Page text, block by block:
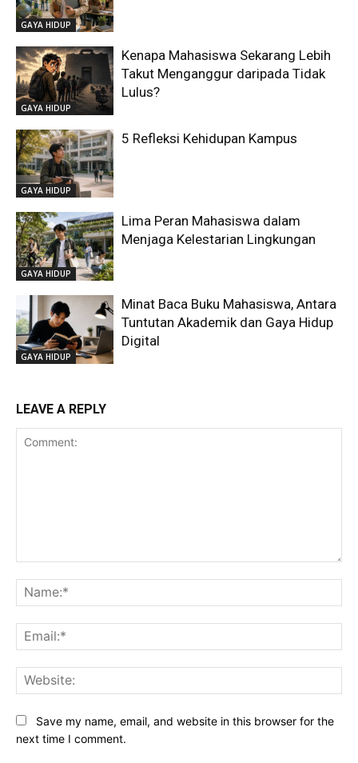
GAYA HIDUP
GAYA HIDUP
Kenapa Mahasiswa Sekarang Lebih
Takut Menganggur daripada Tidak
Lulus?
GAYA HIDUP
5 Refleksi Kehidupan Kampus
GAYA HIDUP
Lima Peran Mahasiswa dalam
Menjaga Kelestarian Lingkungan
GAYA HIDUP
Minat Baca Buku Mahasiswa, Antara
Tuntutan Akademik dan Gaya Hidup
Digital
LEAVE A REPLY
Save my name, email, and website in this browser for the
next time I comment.